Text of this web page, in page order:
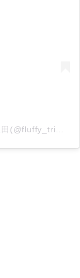
北摂トリミングサロン fluffy/箕面 茨木 吹田(@fluffy_trimming)がシェアした投稿